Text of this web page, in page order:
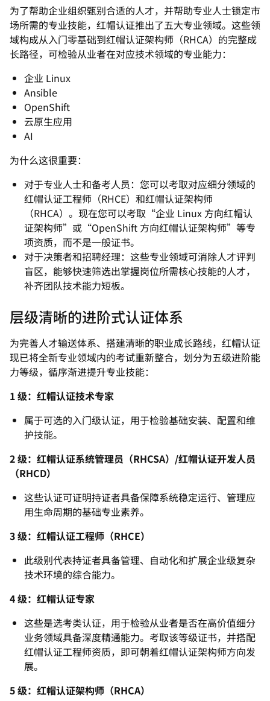
为了帮助企业组织甄别合适的人才，并帮助专业人士锁定市
场所需的专业技能，红帽认证推出了五大专业领域。这些领
域构成从入门零基础到红帽认证架构师（RHCA）的完整成
长路径，可检验从业者在对应技术领域的专业能力：
企业 Linux
Ansible
OpenShift
云原生应用
AI
为什么这很重要：
对于专业人士和备考人员：您可以考取对应细分领域的
红帽认证工程师（RHCE）和红帽认证架构师
（RHCA）。现在您可以考取“企业 Linux 方向红帽认
证架构师”或“OpenShift 方向红帽认证架构师”等专
项资质，而不是一般证书。
对于决策者和招聘经理：这些专业领域可消除人才评判
盲区，能够快速筛选出掌握岗位所需核心技能的人才，
补齐团队技术能力短板。
层级清晰的进阶式认证体系
为完善人才输送体系、搭建清晰的职业成长路线，红帽认证
现已将全新专业领域内的考试重新整合，划分为五级进阶能
力等级，循序渐进提升专业技能：
1 级：红帽认证技术专家
属于可选的入门级认证，用于检验基础安装、配置和维
护技能。
2 级：红帽认证系统管理员（RHCSA）/红帽认证开发人员
（RHCD）
这些认证可证明持证者具备保障系统稳定运行、管理应
用生命周期的基础专业素养。
3 级：红帽认证工程师（RHCE）
此级别代表持证者具备管理、自动化和扩展企业级复杂
技术环境的综合能力。
4 级：红帽认证专家
这些是选考类认证，用于检验从业者是否在高价值细分
业务领域具备深度精通能力。考取该等级证书，并搭配
红帽认证工程师资质，即可朝着红帽认证架构师方向发
展。
5 级：红帽认证架构师（RHCA）